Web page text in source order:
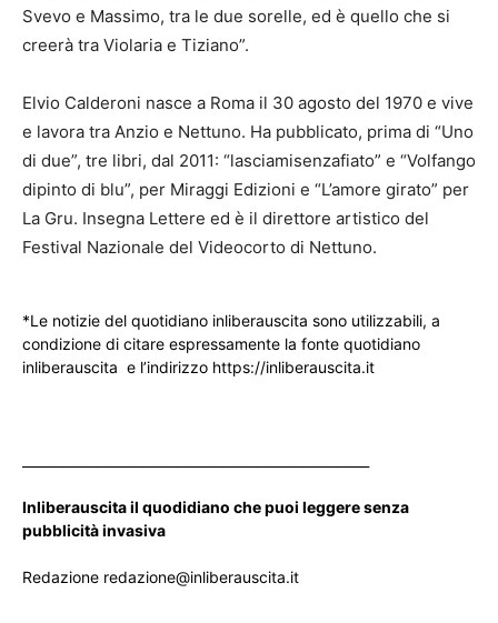
Svevo e Massimo, tra le due sorelle, ed è quello che si
creerà tra Violaria e Tiziano”.
Elvio Calderoni nasce a Roma il 30 agosto del 1970 e vive
e lavora tra Anzio e Nettuno. Ha pubblicato, prima di “Uno
di due”, tre libri, dal 2011: “lasciamisenzafiato” e “Volfango
dipinto di blu”, per Miraggi Edizioni e “L’amore girato” per
La Gru. Insegna Lettere ed è il direttore artistico del
Festival Nazionale del Videocorto di Nettuno.
*Le notizie del quotidiano inliberauscita sono utilizzabili, a
condizione di citare espressamente la fonte quotidiano
inliberauscita e l’indirizzo https://inliberauscita.it
Inliberauscita il quodidiano che puoi leggere senza
pubblicità invasiva
Redazione redazione@inliberauscita.it